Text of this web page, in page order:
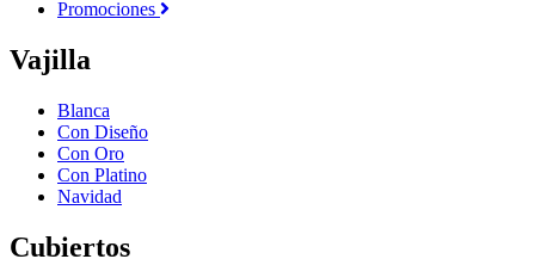
Promociones
Vajilla
Blanca
Con Diseño
Con Oro
Con Platino
Navidad
Cubiertos